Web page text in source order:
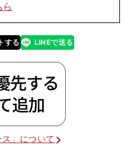
ら
する
line LINEで送る
」について